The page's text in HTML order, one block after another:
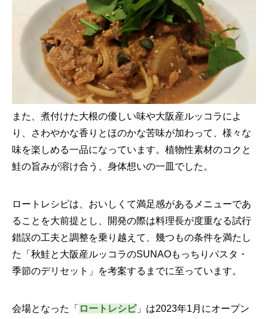
また、煮付けた大根の優しい味や大阪産ルッコラによ
り、さわやかな香りとほのかな苦味が加わって、様々な
味を楽しめる一品になっています。植物性素材のコクと
鮭の旨みが溶け合う、身体想いの一皿でした。
ロートレシピは、おいしくて満足感があるメニューであ
ることを大前提とし、開発の際は料理長が度重なる試行
錯誤の工夫と調整を乗り越えて、幾つもの条件を満たし
た「秋鮭と大阪産ルッコラのSUNAOもっちりパスタ・
季節のデリセット」を考案するまでに至っています。
会場となった「 ロートレシピ」は2023年1月にオープン